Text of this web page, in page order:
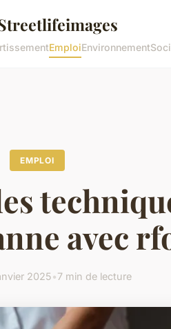
EmploiEnvironnement
EMPLOI
avec
2025•7 min de lecture